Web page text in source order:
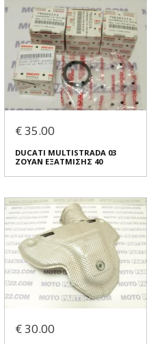
€ 35.00
DUCATI MULTISTRADA 03
ΖΟΥΑΝ ΕΞΑΤΜΙΣΗΣ 40
€ 30.00